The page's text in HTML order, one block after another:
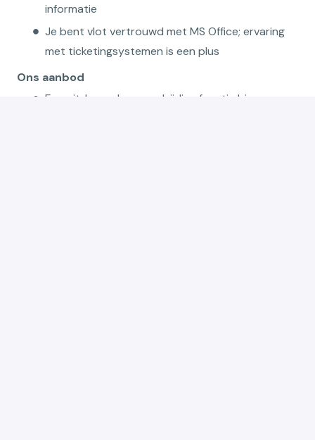
informatie
Je bent vlot vertrouwd met MS Office; ervaring
met ticketingsystemen is een plus
Ons aanbod
Een uitdagende en veelzijdige functie binnen een